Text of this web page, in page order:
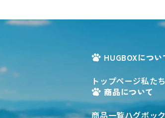
HUGBOXについ
トップページ私た
商品について
商品一覧ハグボッ